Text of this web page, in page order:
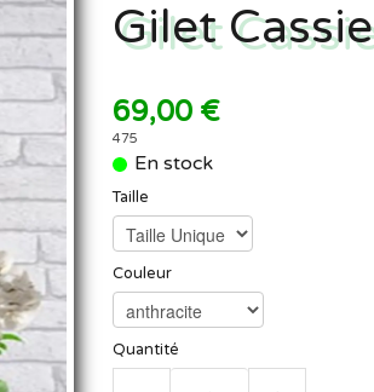
Gilet Cassie
69,00 €
475
En stock
Taille
Couleur
Quantité